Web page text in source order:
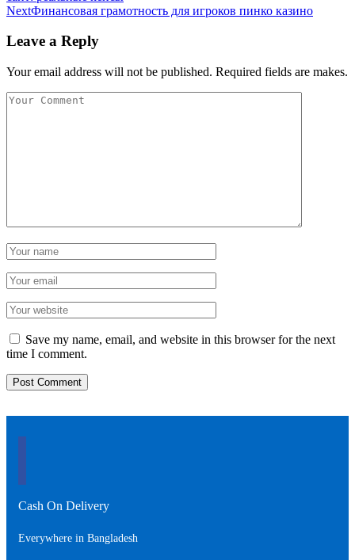
NextФинансовая грамотность для игроков пинко казино
Leave a Reply
Your email address will not be published. Required fields are makes.
Save my name, email, and website in this browser for the next
time I comment.
Cash On Delivery
Everywhere in Bangladesh